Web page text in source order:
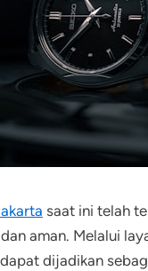
saat ini telah
aman. Melalui
dijadikan